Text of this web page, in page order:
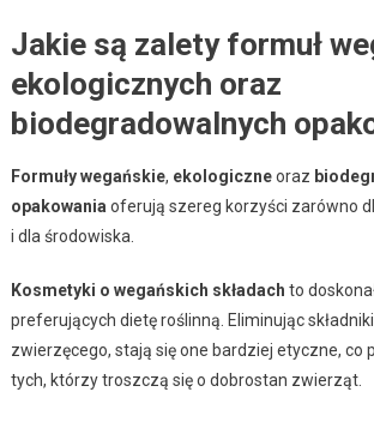
Jakie są zalety formuł
ekologicznych oraz
biodegradowalnych
Formuły wegańskie, ekologiczneoraz
opakowania oferują szereg korzyści zarówno
i dla środowiska.
Kosmetyki o wegańskich składach to
preferujących dietę roślinną. Eliminując
zwierzęcego, stają się one bardziej etyczne, co
tych, którzy troszczą się o dobrostan zwierząt.